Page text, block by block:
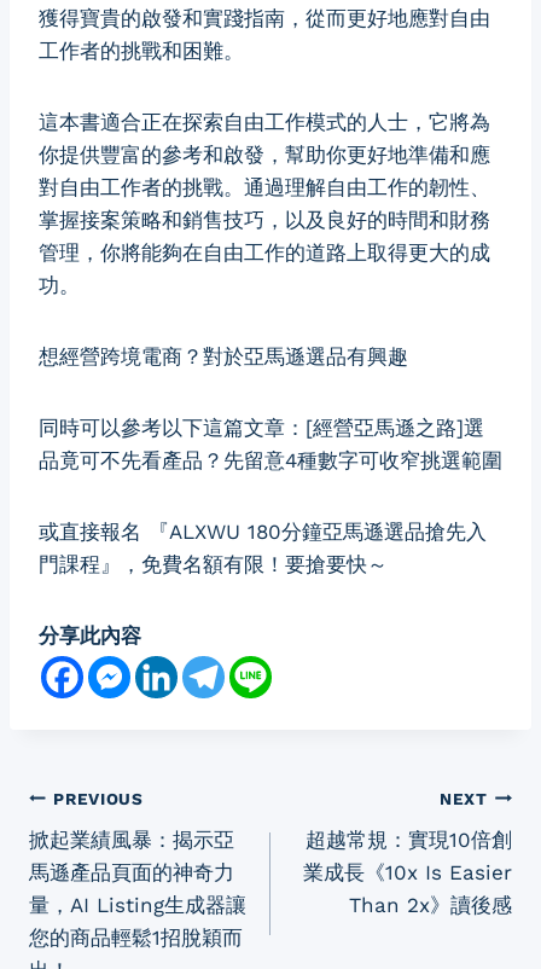
獲得寶貴的啟發和實踐指南，從而更好地應對自由
工作者的挑戰和困難。
這本書適合正在探索自由工作模式的人士，它將為
你提供豐富的參考和啟發，幫助你更好地準備和應
對自由工作者的挑戰。通過理解自由工作的韌性、
掌握接案策略和銷售技巧，以及良好的時間和財務
管理，你將能夠在自由工作的道路上取得更大的成
功。
想經營跨境電商？對於亞馬遜選品有興趣
同時可以參考以下這篇文章： [經營亞馬遜之路]選
品竟可不先看產品？先留意4種數字可收窄挑選範圍
或直接報名
『ALXWU 180分鐘亞馬遜選品搶先入
門課程』
，免費名額有限！要搶要快～
分享此內容
Post
navigation
PREVIOUS
掀起業績風暴：揭示亞
馬遜產品頁面的神奇力
量，AI Listing生成器讓
您的商品輕鬆1招脫穎而
NEXT
超越常規：實現10倍創
業成長《10x Is Easier
Than 2x》讀後感